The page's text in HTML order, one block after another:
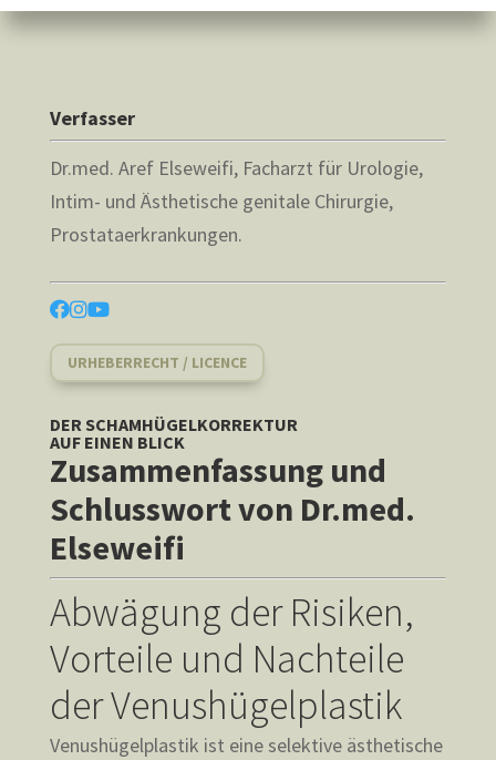
Verfasser
Dr.med. Aref Elseweifi, Facharzt für Urologie,
Intim- und Ästhetische genitale Chirurgie,
Prostataerkrankungen.
URHEBERRECHT / LICENCE
DER SCHAMHÜGELKORREKTUR
AUF EINEN BLICK
Zusammenfassung und
Schlusswort von Dr.med.
Elseweifi
Abwägung der Risiken,
Vorteile und Nachteile
der Venushügelplastik
Venushügelplastik ist eine selektive ästhetische